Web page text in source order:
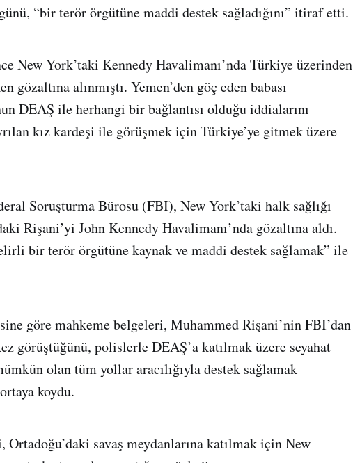
“bir terör örgütüne maddi destek sağladığını” itiraf etti.
New York’taki Kennedy Havalimanı’nda Türkiye üzerinden
gözaltına alınmıştı. Yemen’den göç eden babası
DEAŞ ile herhangi bir bağlantısı olduğu iddialarını
kız kardeşi ile görüşmek için Türkiye’ye gitmek üzere
Soruşturma Bürosu (FBI), New York’taki halk sağlığı
Rişani’yi John Kennedy Havalimanı’nda gözaltına aldı.
bir terör örgütüne kaynak ve maddi destek sağlamak” ile
göre mahkeme belgeleri, Muhammed Rişani’nin FBI’dan
görüştüğünü, polislerle DEAŞ’a katılmak üzere seyahat
olan tüm yollar aracılığıyla destek sağlamak
koydu.
savaş meydanlarına katılmak için New